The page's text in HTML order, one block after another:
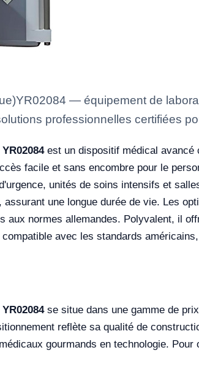
— équipement de
professionnelles certifiées
est un dispositif médical avancé
facile et sans encombre pour le
unités de soins intensifs et
une longue durée de vie. Les
aux normes allemandes. Polyvalent, il
avec les standards
se situe dans une gamme de
reflète sa qualité de
gourmands en technologie.